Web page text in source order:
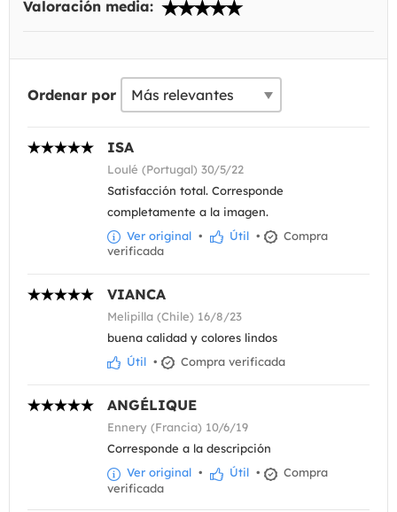
Valoración media:
Ordenar por
ISA
Loulé (Portugal) 30/5/22
Satisfacción total. Corresponde
completamente a la imagen.
Ver original • Útil •
Compra
verificada
VIANCA
Melipilla (Chile) 16/8/23
buena calidad y colores lindos
Útil • Compra verificada
ANGÉLIQUE
Ennery (Francia) 10/6/19
Corresponde a la descripción
Ver original • Útil •
Compra
verificada